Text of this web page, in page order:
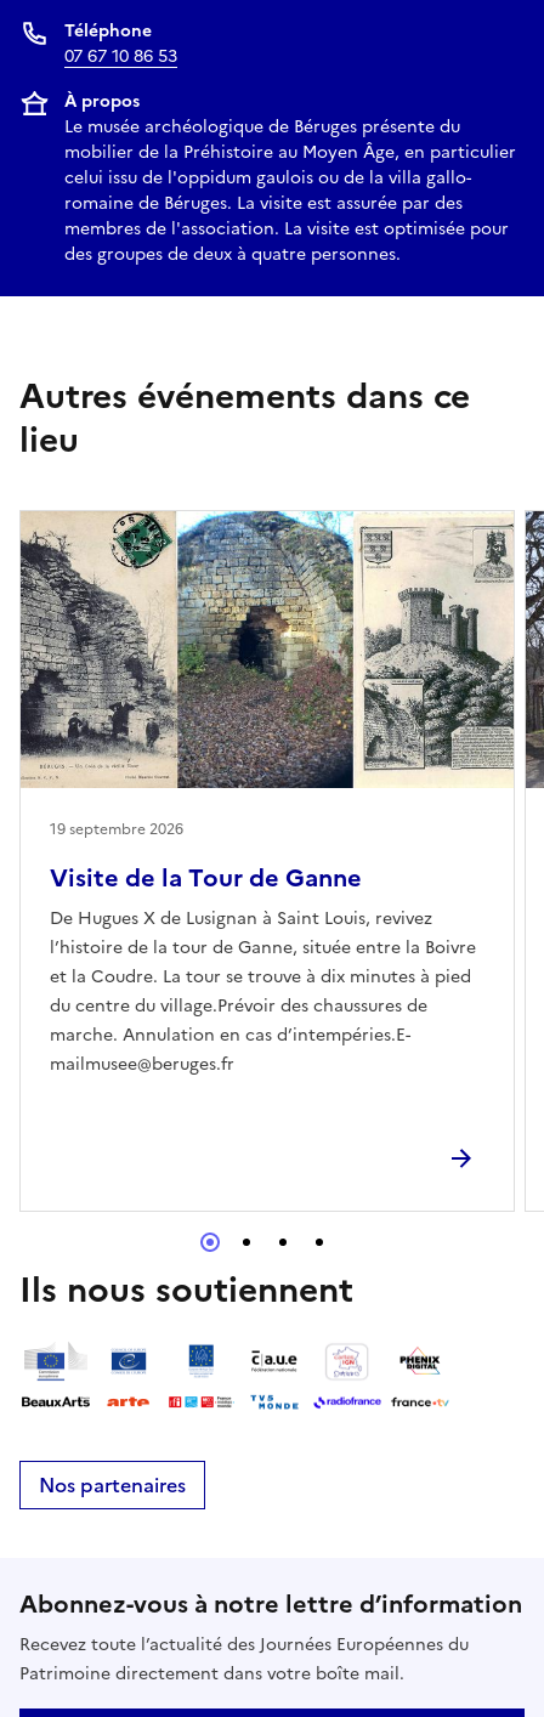
Téléphone
07 67 10 86 53
À propos
Le musée archéologique de Béruges présente du
mobilier de la Préhistoire au Moyen Âge, en particulier
celui issu de l'oppidum gaulois ou de la villa gallo-
romaine de Béruges. La visite est assurée par des
membres de l'association. La visite est optimisée pour
des groupes de deux à quatre personnes.
Autres événements dans ce
lieu
Visite de la Tour de Ganne
De Hugues X de Lusignan à Saint Louis, revivez
l’histoire de la tour de Ganne, située entre la Boivre
et la Coudre. La tour se trouve à dix minutes à pied
du centre du village.Prévoir des chaussures de
marche. Annulation en cas d’intempéries.E-
mailmusee@beruges.fr
19 septembre 2026
Ils nous soutiennent
Nos partenaires
Abonnez-vous à notre lettre d’information
Recevez toute l’actualité des Journées Européennes du
Patrimoine directement dans votre boîte mail.